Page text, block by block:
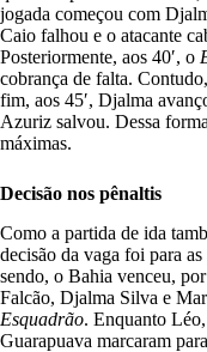
jogada começou com
Caio falhou e o atacante
Posteriormente, aos 40′, o
cobrança de falta.
fim, aos 45′, Djalma
Azuriz salvou. Dessa
máximas.
Decisão nos pênaltis
Como a partida de ida
decisão da vaga foi para
sendo, o Bahia venceu,
Falcão, Djalma Silva e
Esquadrão. Enquanto
Guarapuava marcaram